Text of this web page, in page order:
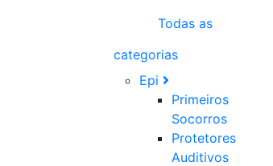
Todas as
categorias
Epi
Primeiros
Socorros
Protetores
Auditivos